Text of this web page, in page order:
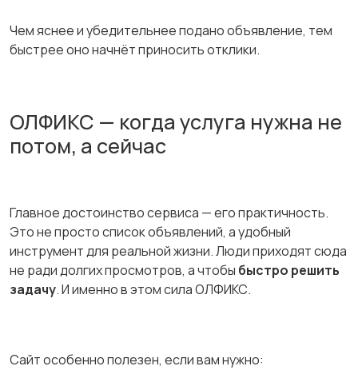
Чем яснее и убедительнее подано объявление, тем
быстрее оно начнёт приносить отклики.
ОЛФИКС — когда услуга нужна не
потом, а сейчас
Главное достоинство сервиса — его практичность.
Это не просто список объявлений, а удобный
инструмент для реальной жизни. Люди приходят сюда
не ради долгих просмотров, а чтобы быстро решить
задачу. И именно в этом сила ОЛФИКС.
Сайт особенно полезен, если вам нужно: